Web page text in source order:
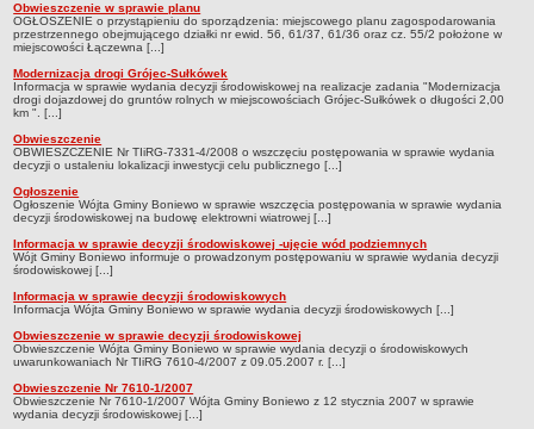
harmonogram odbioru odpadów
GMINNY KOMITET OCHRONY PAMIĘCI WALK I MĘCZEŃSTWA
Plany pracy
Sprawozdania
Startegia Rozwoju Gminy Boniewo 2025-2034
Program Ochrony Środowiska dla Gminy Boniewo na lata 2024-2028
z perspektywą do 2032 roku
Program Gospodarki Odpadami
Plan odnowy sołectwa Boniewo
Gminna komisja Profilaktyki i Rozwiązywania Problemów
Strategia Rozwiązywania Problemów Społecznych
Strategia Rozwoju Turystycznego Gminy Boniewo
Program współpracy z organizacjami pozarządowymi
Obwieszczenie w sprawie planu
OGŁOSZENIE o przystąpieniu do sporządzenia: miejscowego planu zagospodarowania
przestrzennego obejmującego działki nr ewid. 56, 61/37, 61/36 oraz cz. 55/2 położone w
miejscowości Łączewna [...]
Modernizacja drogi Grójec-Sułkówek
Informacja w sprawie wydania decyzji środowiskowej na realizacje zadania "Modernizacja
drogi dojazdowej do gruntów rolnych w miejscowościach Grójec-Sułkówek o długości 2,00
km ". [...]
Obwieszczenie
OBWIESZCZENIE Nr TIiRG-7331-4/2008 o wszczęciu postępowania w sprawie wydania
decyzji o ustaleniu lokalizacji inwestycji celu publicznego [...]
Ogłoszenie
Ogłoszenie Wójta Gminy Boniewo w sprawie wszczęcia postępowania w sprawie wydania
decyzji środowiskowej na budowę elektrowni wiatrowej [...]
Informacja w sprawie decyzji środowiskowej -ujęcie wód podziemnych
Wójt Gminy Boniewo informuje o prowadzonym postępowaniu w sprawie wydania decyzji
środowiskowej [...]
Informacja w sprawie decyzji środowiskowych
Informacja Wójta Gminy Boniewo w sprawie wydania decyzji środowiskowych [...]
Obwieszczenie w sprawie decyzji środowiskowej
Obwieszczenie Wójta Gminy Boniewo w sprawie wydania decyzji o środowiskowych
uwarunkowaniach Nr TIiRG 7610-4/2007 z 09.05.2007 r. [...]
Obwieszczenie Nr 7610-1/2007
Obwieszczenie Nr 7610-1/2007 Wójta Gminy Boniewo z 12 stycznia 2007 w sprawie
wydania decyzji środowiskowej [...]